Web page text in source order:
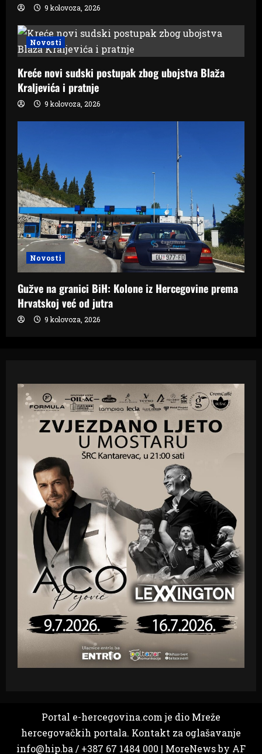
9 kolovoza, 2026
Novosti
Kreće novi sudski postupak zbog ubojstva Blaža
Kraljevića i pratnje
9 kolovoza, 2026
Novosti
Gužve na granici BiH: Kolone iz Hercegovine prema
Hrvatskoj već od jutra
9 kolovoza, 2026
Portal e-hercegovina.com je dio Mreže
hercegovačkih portala. Kontakt za oglašavanje
info@hip.ba / +387 67 1484 000 | MoreNewsby AF